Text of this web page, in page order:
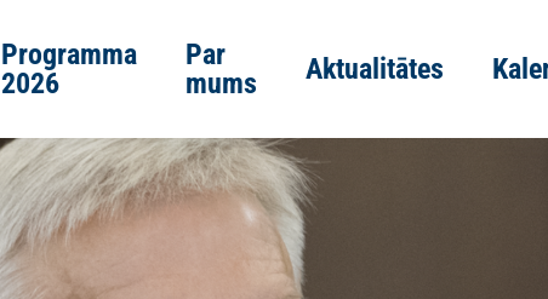
Programma
2026
Par
mums
Aktualitātes